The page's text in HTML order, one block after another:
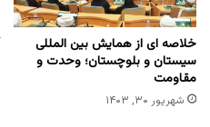
خلاصه ای از همایش بین المللی
سیستان و بلوچستان؛ وحدت و
مقاومت
شهریور ۳۰, ۱۴۰۳